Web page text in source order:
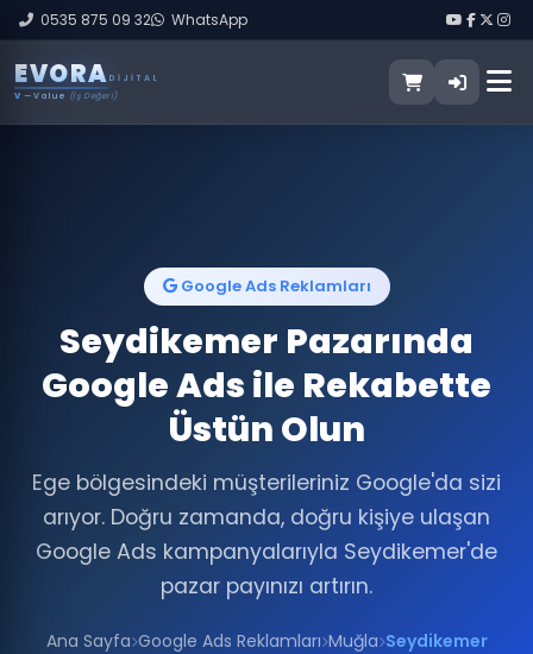
0535 875 09 32 WhatsApp
EVORA DIJITAL
V — Value (İş Değeri)
Google Ads Reklamları
Seydikemer Pazarında
Google Ads ile Rekabette
Üstün Olun
Ege bölgesindeki müşterileriniz Google'da sizi
arıyor. Doğru zamanda, doğru kişiye ulaşan
Google Ads kampanyalarıyla Seydikemer'de
pazar payınızı artırın.
Ana Sayfa Google Ads Reklamları Muğla Seydikemer